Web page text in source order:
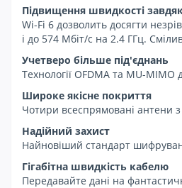
Підвищення швидкості
Wi-Fi 6 дозволить досягти
і до 574 Мбіт/с на 2.4 ГГц.
Учетверо більше під'єднань
Технології OFDMA та MU-
Широке якісне покриття
Чотири всеспрямовані антени
Надійний захист
Найновіший стандарт
Гігабітна швидкість кабелю
Передавайте дані на